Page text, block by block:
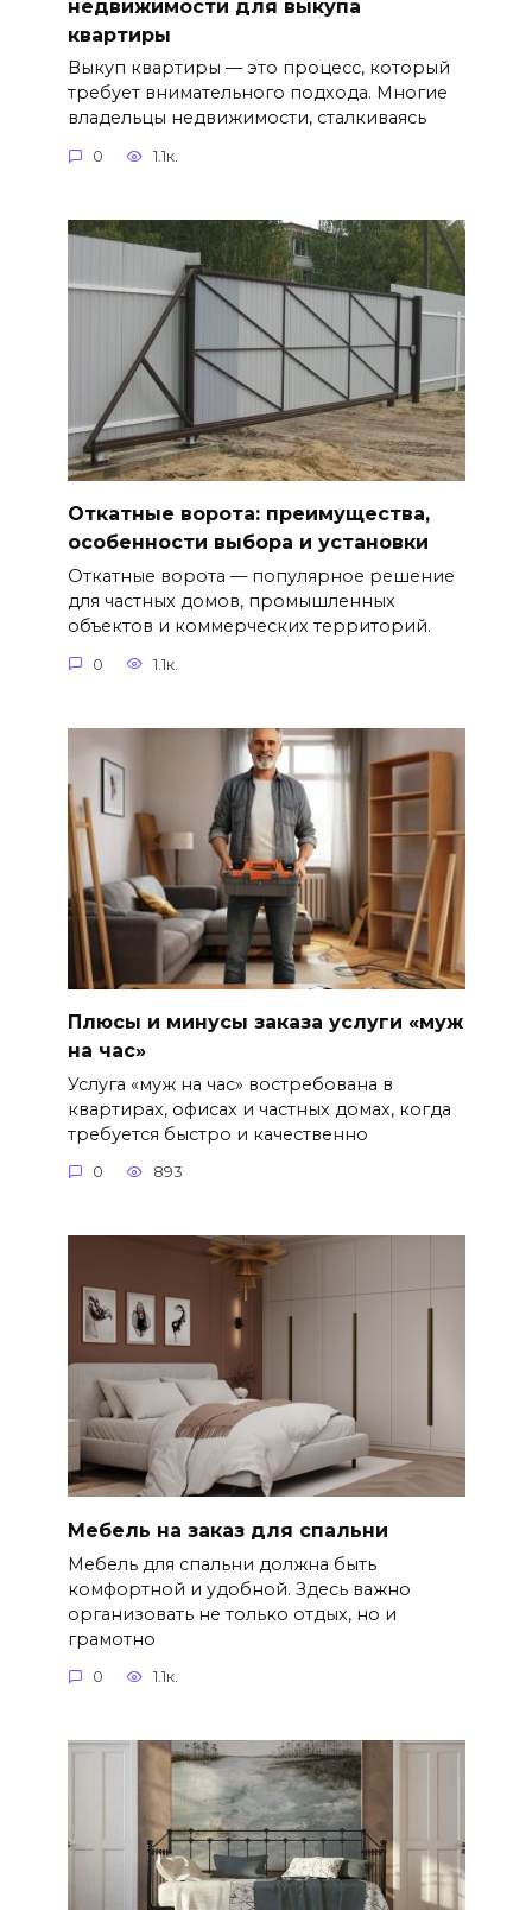
недвижимости для выкупа
квартиры
Выкуп квартиры — это процесс, который
требует внимательного подхода. Многие
владельцы недвижимости, сталкиваясь
0 1.1к.
Откатные ворота: преимущества,
особенности выбора и установки
Откатные ворота — популярное решение
для частных домов, промышленных
объектов и коммерческих территорий.
0 1.1к.
Плюсы и минусы заказа услуги «муж
на час»
Услуга «муж на час» востребована в
квартирах, офисах и частных домах, когда
требуется быстро и качественно
0 893
Мебель на заказ для спальни
Мебель для спальни должна быть
комфортной и удобной. Здесь важно
организовать не только отдых, но и
грамотно
0 1.1к.